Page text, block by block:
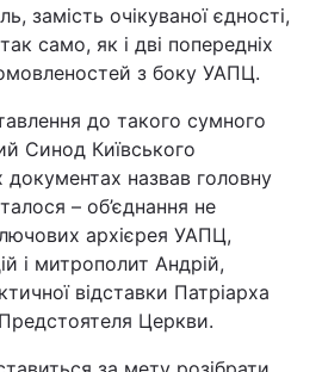
Війна
замість очікуваної єдності,
само, як і дві попередніх
з боку УАПЦ.
до такого сумного
Синод Київського
документах назвав головну
– об’єднання не
архієрея УАПЦ,
і митрополит Андрій,
відставки Патріарха
Церкви.